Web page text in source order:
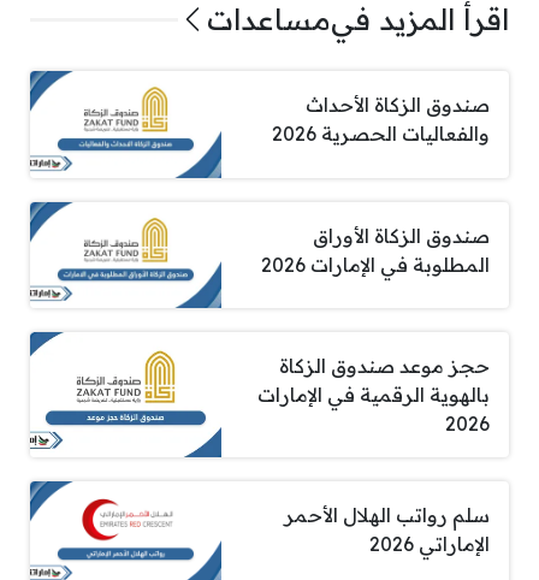
اقرأ المزيد فيمساعدات
صندوق الزكاة الأحداث
والفعاليات الحصرية 2026
صندوق الزكاة الأوراق
المطلوبة في الإمارات 2026
حجز موعد صندوق الزكاة
بالهوية الرقمية في الإمارات
2026
سلم رواتب الهلال الأحمر
الإماراتي 2026